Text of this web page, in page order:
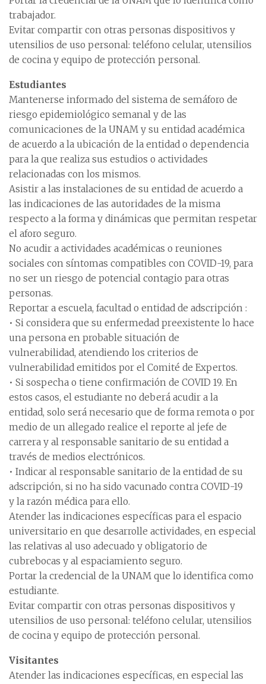
trabajador.
Evitar compartir con otras personas dispositivos y
utensilios de uso personal: teléfono celular, utensilios
de cocina y equipo de protección personal.
Estudiantes
Mantenerse informado del sistema de semáforo de
riesgo epidemiológico semanal y de las
comunicaciones de la UNAM y su entidad académica
de acuerdo a la ubicación de la entidad o dependencia
para la que realiza sus estudios o actividades
relacionadas con los mismos.
Asistir a las instalaciones de su entidad de acuerdo a
las indicaciones de las autoridades de la misma
respecto a la forma y dinámicas que permitan respetar
el aforo seguro.
No acudir a actividades académicas o reuniones
sociales con síntomas compatibles con COVID-19, para
no ser un riesgo de potencial contagio para otras
personas.
Reportar a escuela, facultad o entidad de adscripción :
• Si considera que su enfermedad preexistente lo hace
una persona en probable situación de
vulnerabilidad, atendiendo los criterios de
vulnerabilidad emitidos por el Comité de Expertos.
• Si sospecha o tiene confirmación de COVID 19. En
estos casos, el estudiante no deberá acudir a la
entidad, solo será necesario que de forma remota o por
medio de un allegado realice el reporte al jefe de
carrera y al responsable sanitario de su entidad a
través de medios electrónicos.
• Indicar al responsable sanitario de la entidad de su
adscripción, si no ha sido vacunado contra COVID-19
y la razón médica para ello.
Atender las indicaciones específicas para el espacio
universitario en que desarrolle actividades, en especial
las relativas al uso adecuado y obligatorio de
cubrebocas y al espaciamiento seguro.
Portar la credencial de la UNAM que lo identifica como
estudiante.
Evitar compartir con otras personas dispositivos y
utensilios de uso personal: teléfono celular, utensilios
de cocina y equipo de protección personal.
Visitantes
Atender las indicaciones específicas, en especial las